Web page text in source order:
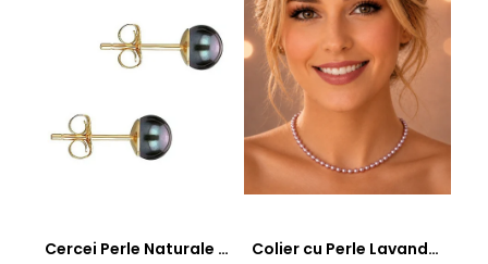
Cercei Perle Naturale Negre 5-6 mm, Buton AAA, Aur 14K (aur 585), Tip Șurub | KASKADDA® Colier cu Perle Lavanda la Baza Gatului, de 4-5 mm, Perle Rare, Calitate AAA+, Aur 14K | KASKADDA®